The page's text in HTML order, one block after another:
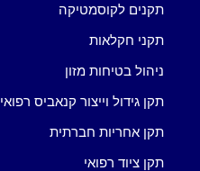
תקנים לקוסמטיקה
תקני חקלאות
ניהול בטיחות מזון
תקן גידול וייצור קנאביס רפואי
תקן אחריות חברתית
תקן ציוד רפואי